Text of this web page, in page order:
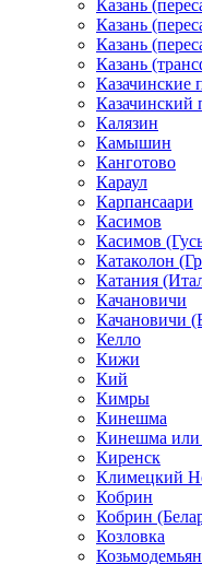
Казань
Казань
Казань
Казань
Казачинские
Казачинский
Калязин
Камышин
Канготово
Караул
Карпансаари
Касимов
Касимов
Катаколон
Катания
Качановичи
Качановичи
Келло
Кижи
Кий
Кимры
Кинешма
Кинешма
Киренск
Климецкий
Кобрин
Кобрин
Козловка